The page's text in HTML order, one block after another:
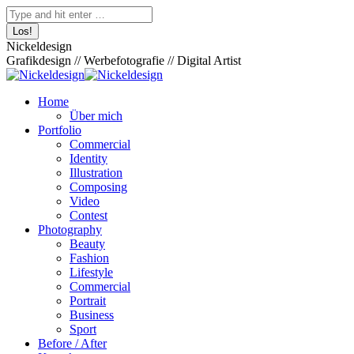
Zum
Inhalt
springen
Facebook
page
opens
in
new
window
Pinterest
page
opens
in
new
window
Skype
page
opens
in
new
window
500px
page
opens
in
new
window
XING
page
opens
in
new
window
Instagram
page
opens
in
new
window
YouTube
page
opens
in
new
window
Behance
page
opens
in
new
window
Search:
Nickeldesign
Grafikdesign // Werbefotografie // Digital Artist
Home
Über mich
Portfolio
Commercial
Identity
Illustration
Composing
Video
Contest
Photography
Beauty
Fashion
Lifestyle
Commercial
Portrait
Business
Sport
Before / After